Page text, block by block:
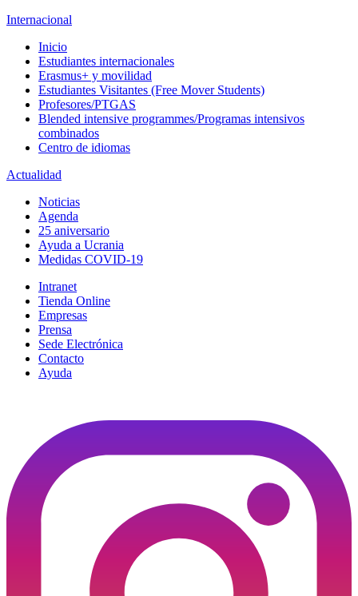
Internacional
Inicio
Estudiantes internacionales
Erasmus+ y movilidad
Estudiantes Visitantes (Free Mover Students)
Profesores/PTGAS
Blended intensive programmes/Programas intensivos
combinados
Centro de idiomas
Actualidad
Noticias
Agenda
25 aniversario
Ayuda a Ucrania
Medidas COVID-19
Intranet
Tienda Online
Empresas
Prensa
Sede Electrónica
Contacto
Ayuda